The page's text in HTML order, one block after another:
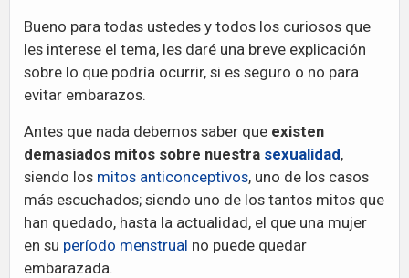
Bueno para todas ustedes y todos los curiosos que
les interese el tema, les daré una breve explicación
sobre lo que podría ocurrir, si es seguro o no para
evitar embarazos.
Antes que nada debemos saber que existen
demasiados mitos sobre nuestra sexualidad,
siendo los mitos anticonceptivos, uno de los casos
más escuchados; siendo uno de los tantos mitos que
han quedado, hasta la actualidad, el que una mujer
en su período menstrual no puede quedar
embarazada.